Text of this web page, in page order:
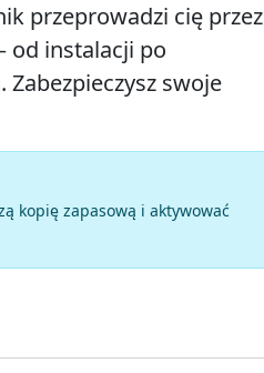
przeprowadzi cię przez
od instalacji po
swoje
kopię zapasową i aktywować